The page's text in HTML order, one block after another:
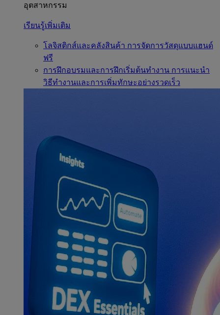
อุตสาหกรรม
เรียนรู้เพิ่มเติม
โลจิสติกส์และคลังสินค้า การจัดการวัสดุแบบแฮนด์
ฟรี
การฝึกอบรมและการฝึกเริ่มต้นทำงาน การแนะนำ
วิธีทำงานและการเพิ่มทักษะอย่างรวดเร็ว